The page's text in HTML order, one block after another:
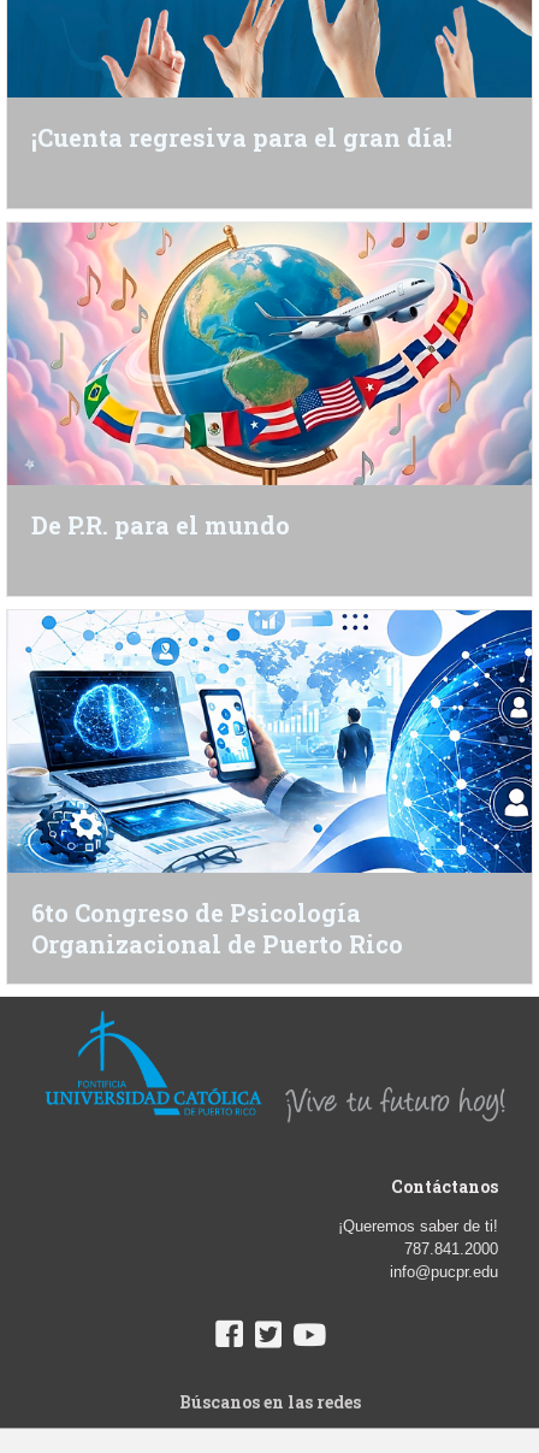
¡Cuenta regresiva para el gran día!
De P.R. para el mundo
6to Congreso de Psicología
Organizacional de Puerto Rico
Contáctanos
¡Queremos saber de ti!
787.841.2000
info@pucpr.edu
Búscanos en las redes